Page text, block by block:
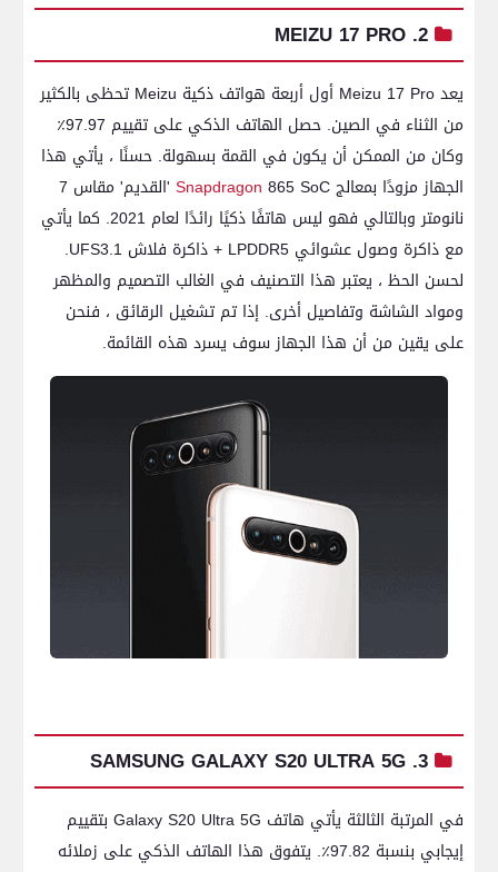
2. MEIZU 17 PRO
يعد Meizu 17 Pro أول أربعة هواتف ذكية Meizu تحظى بالكثير
من الثناء في الصين. حصل الهاتف الذكي على تقييم 97.97٪
وكان من الممكن أن يكون في القمة بسهولة. حسنًا ، يأتي هذا
الجهاز مزودًا بمعالج
Snapdragon
865 SoC 'القديم' مقاس 7
نانومتر وبالتالي فهو ليس هاتفًا ذكيًا رائدًا لعام 2021. كما يأتي
مع ذاكرة وصول عشوائي LPDDR5 + ذاكرة فلاش UFS3.1.
لحسن الحظ ، يعتبر هذا التصنيف في الغالب التصميم والمظهر
ومواد الشاشة وتفاصيل أخرى. إذا تم تشغيل الرقائق ، فنحن
على يقين من أن هذا الجهاز سوف يسرد هذه القائمة.
3. SAMSUNG GALAXY S20 ULTRA 5G
في المرتبة الثالثة يأتي هاتف Galaxy S20 Ultra 5G بتقييم
إيجابي بنسبة 97.82٪. يتفوق هذا الهاتف الذكي على زملائه